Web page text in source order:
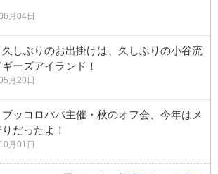
月04日
しぶりのお出掛けは、久しぶりの小谷流
ーズアイランド！
月20日
ッコロパパ主催・秋のオフ会、今年はメ
だったよ！
月01日